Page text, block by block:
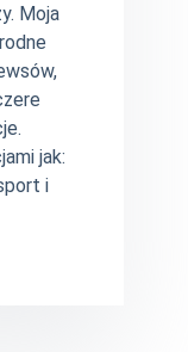
Moja
jak:
i